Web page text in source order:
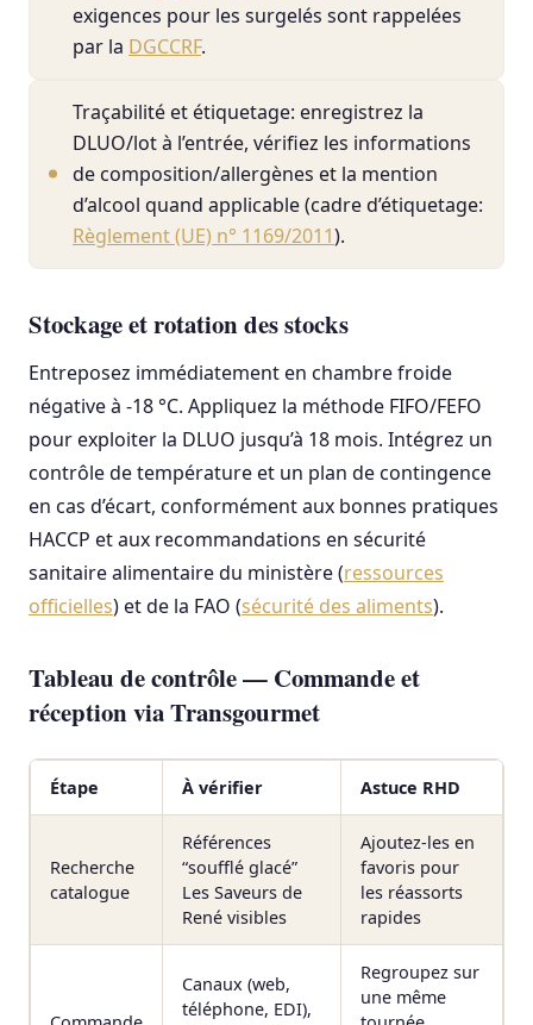
exigences pour les surgelés sont rappelées
par la DGCCRF.
Traçabilité et étiquetage: enregistrez la
DLUO/lot à l’entrée, vérifiez les informations
de composition/allergènes et la mention
d’alcool quand applicable (cadre d’étiquetage:
Règlement (UE) n° 1169/2011).
Stockage et rotation des stocks
Entreposez immédiatement en chambre froide
négative à -18 °C. Appliquez la méthode FIFO/FEFO
pour exploiter la DLUO jusqu’à 18 mois. Intégrez un
contrôle de température et un plan de contingence
en cas d’écart, conformément aux bonnes pratiques
HACCP et aux recommandations en sécurité
sanitaire alimentaire du ministère (ressources
officielles) et de la FAO (sécurité des aliments).
Tableau de contrôle — Commande et
réception via Transgourmet
Étape À vérifier Astuce RHD
Recherche
catalogue
Références
“soufflé glacé”
Les Saveurs de
René visibles
Ajoutez-les en
favoris pour
les réassorts
rapides
Canaux (web,
téléphone, EDI),
Regroupez sur
une même